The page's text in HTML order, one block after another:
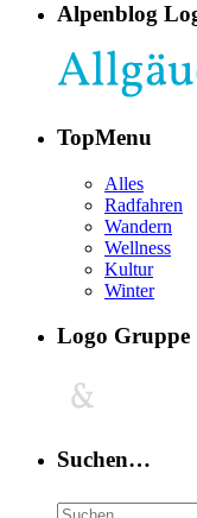
Alpenblog
TopMenu
Alles
Radfahren
Wandern
Wellness
Kultur
Winter
Logo Gruppe
Suchen…